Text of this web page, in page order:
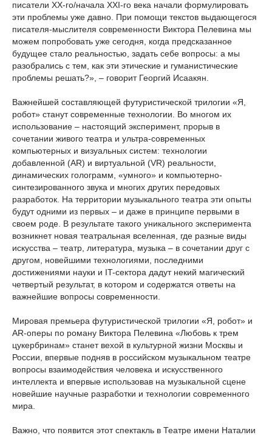
писатели ХХ-го/начала XXI-го века начали формулировать
эти проблемы уже давно. При помощи текстов выдающегося
писателя-мыслителя современности Виктора Пелевина мы
можем попробовать уже сегодня, когда предсказанное
будущее стало реальностью, задать себе вопросы: а мы
разобрались с тем, как эти этические и гуманистические
проблемы решать?», – говорит Георгий Исаакян.
Важнейшей составляющей футуристической трилогии «Я,
робот» станут современные технологии. Во многом их
использование – настоящий эксперимент, прорыв в
сочетании живого театра и ультра-современных
компьютерных и визуальных систем: технологии
добавленной (AR) и виртуальной (VR) реальности,
динамических голограмм, «умного» и компьютерно-
синтезированного звука и многих других передовых
разработок. На территории музыкального театра эти опыты
будут одними из первых – и даже в принципе первыми в
своем роде. В результате такого уникального эксперимента
возникнет новая театральная вселенная, где разные виды
искусства – театр, литература, музыка – в сочетании друг с
другом, новейшими технологиями, последними
достижениями науки и IT-сектора дадут некий магический
четвертый результат, в котором и содержатся ответы на
важнейшие вопросы современности.
Мировая премьера футуристической трилогии «Я, робот» и
AR-оперы по роману Виктора Пелевина «Любовь к трем
цукербринам» станет вехой в культурной жизни Москвы и
России, впервые подняв в российском музыкальном театре
вопросы взаимодействия человека и искусственного
интеллекта и впервые использовав на музыкальной сцене
новейшие научные разработки и технологии современного
мира.
Важно, что появится этот спектакль в Театре имени Наталии